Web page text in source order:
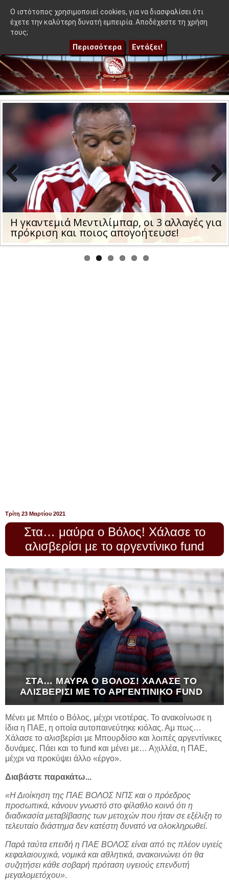
≡ OlympEidisis |
Η γκαντεμιά Μεντιλίμπαρ, οι 3 αλλαγές για
πρόκριση και ποιος απογοήτευσε!
us
βγήκε στον Μεντιλίμπαρ - Ακόμα 50-50" | Η γκαντεμιά
Τρίτη 23 Μαρτίου 2021
Στα… μαύρα ο Βόλος! Χάλασε το
αλισβερίσι με το αργεντίνικο fund
ΣΤΑ… ΜΑΎΡΑ Ο ΒΌΛΟΣ! ΧΆΛΑΣΕ ΤΟ
ΑΛΙΣΒΕΡΊΣΙ ΜΕ ΤΟ ΑΡΓΕΝΤΊΝΙΚΟ FUND
Μένει με Μπέο ο Βόλος, μέχρι νεοτέρας. Το ανακοίνωσε η
ίδια η ΠΑΕ, η οποία αυτοπαινεύτηκε κιόλας. Αμ πως…
Χάλασε το αλισβερίσι με Μπουρδίσο και λοιπές αργεντίνικες
δυνάμες. Πάει και το fund και μένει με… Αχιλλέα, η ΠΑΕ,
μέχρι να προκύψει άλλο «έργο».
Διαβάστε παρακάτω...
«Η Διοίκηση της ΠΑΕ ΒΟΛΟΣ ΝΠΣ και ο πρόεδρος
προσωπικά, κάνουν γνωστό στο φίλαθλο κοινό ότι η
διαδικασία μεταβίβασης των μετοχών που ήταν σε εξέλιξη το
τελευταίο διάστημα δεν κατέστη δυνατό να ολοκληρωθεί.
Παρά ταύτα επειδή η ΠΑΕ ΒΟΛΟΣ είναι από τις πλέον υγιείς
κεφαλαιουχικά, νομικά και αθλητικά, ανακοινώνει ότι θα
συζητήσει κάθε σοβαρή πρόταση υγειούς επενδυτή
μεγαλομετόχου».
O ιστότοπος χρησιμοποιεί cookies, για να διασφαλίσει ότι
έχετε την καλύτερη δυνατή εμπειρία. Αποδέχεστε τη χρήση
τους;
Περισσότερα Εντάξει!